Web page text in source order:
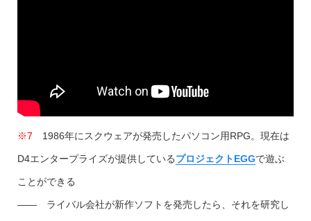
※7 1986年にスクウェアが発売したパソコン用RPG。現在は
D4エンタープライズが提供しているプロジェクトEGGで遊ぶ
ことができる
―― ライバル会社が新作ソフトを発売したら、それを研究し